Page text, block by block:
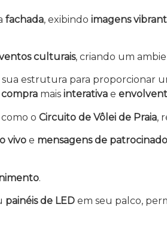
fachada, exibindo imagens
culturais, criando um
estrutura para proporcionar
compra mais interativa e
como o Circuito de Vôlei de Praia,
vivo e mensagens de
.
painéis de LED em seu palco,